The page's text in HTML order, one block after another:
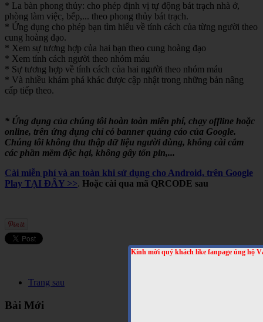
Kính mời quý khách like fanpage ủng hộ
* La bàn phong thủy: cho phép định vị tự động bát trạch nhà ở,
phòng làm việc, bếp,... theo phong thủy bát trạch.
* Ứng dụng cho phép bạn tìm hiểu về tính cách của từng người theo
cung hoàng đạo.
* Xem sự tương hợp của hai bạn theo cung hoàng đạo
* Xem tính cách người theo nhóm máu
* Sự tương hợp về tính cách của hai người theo nhóm máu
* Và nhiều khám phá khác được cập nhật trong những bản nâng
cấp tiếp theo.
* Ứng dụng của chúng tôi hoàn toàn miễn phí, chạy offline hoặc
online, trên ứng dụng chỉ có banner quảng cáo của Google.
Chúng tôi không thu thập dữ liệu người dùng, không cài cắm
các phần mềm độc hại, không gây tốn pin,...
Cài miễn phí và an toàn khi sử dụng cho Android, trên Google
Play TẠI ĐÂY >>. Hoặc cài qua mã QRCODE sau
Trang sau
Bài Mới